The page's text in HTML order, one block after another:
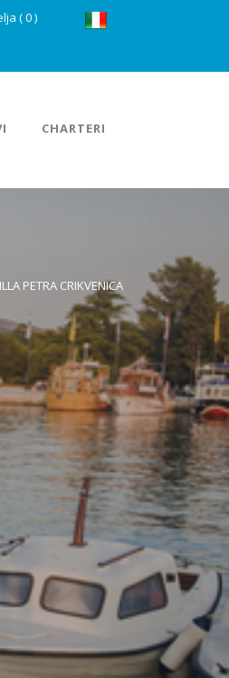
(0)
CHARTERI
PETRA CRIKVENICA